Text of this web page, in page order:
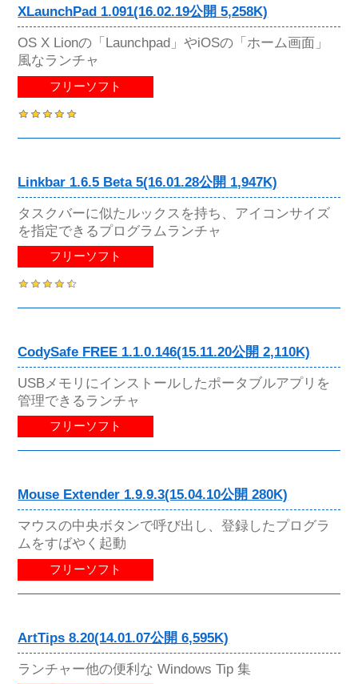
XLaunchPad 1.091(16.02.19公開 5,258K)
OS X Lionの「Launchpad」やiOSの「ホーム画面」
風なランチャ
フリーソフト
Linkbar 1.6.5 Beta 5(16.01.28公開 1,947K)
タスクバーに似たルックスを持ち、アイコンサイズ
を指定できるプログラムランチャ
フリーソフト
CodySafe FREE 1.1.0.146(15.11.20公開 2,110K)
USBメモリにインストールしたポータブルアプリを
管理できるランチャ
フリーソフト
Mouse Extender 1.9.9.3(15.04.10公開 280K)
マウスの中央ボタンで呼び出し、登録したプログラ
ムをすばやく起動
フリーソフト
ArtTips 8.20(14.01.07公開 6,595K)
ランチャー他の便利な Windows Tip 集